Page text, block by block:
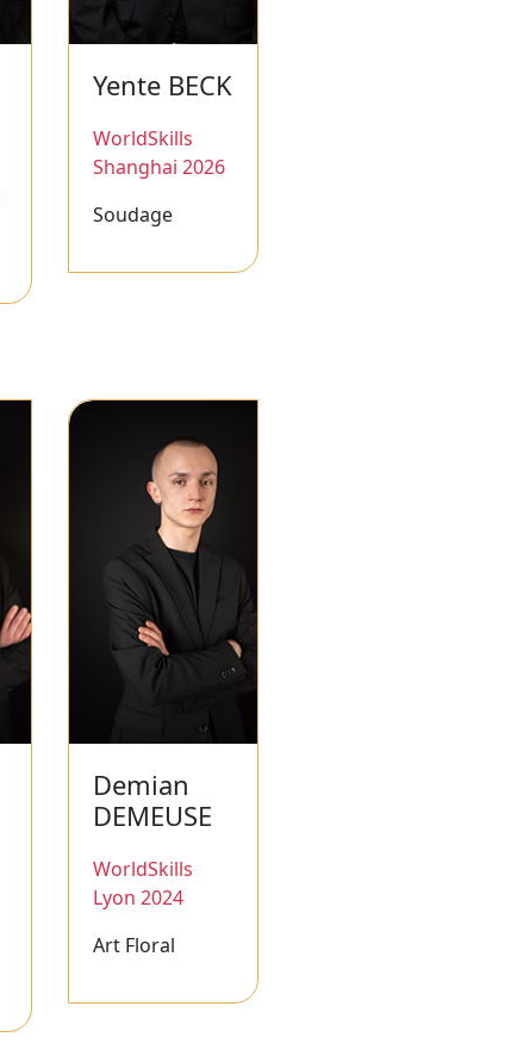
Yente BECK
WorldSkills
Shanghai 2026
Soudage
Demian
DEMEUSE
WorldSkills
Lyon 2024
Art Floral